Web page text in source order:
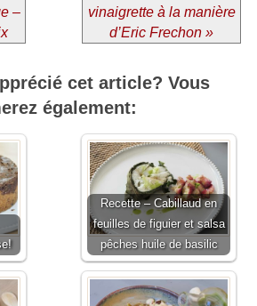
–
vinaigrette à la manière
d’Eric Frechon »
cet article? Vous
également:
Recette – Cabillaud en
feuilles de figuier et salsa
pêches huile de basilic